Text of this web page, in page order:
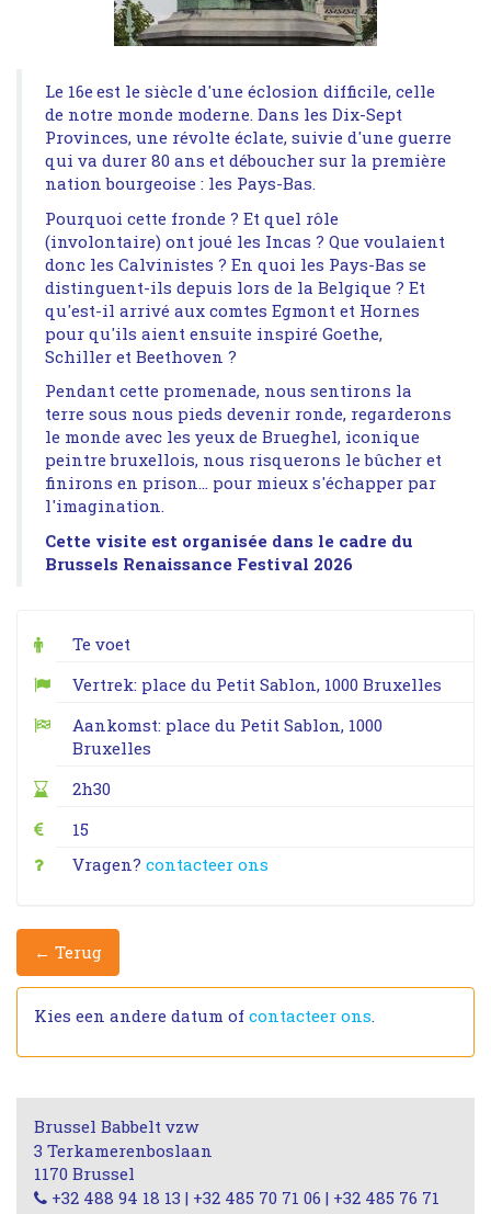
Le 16eest le siècle d'une éclosion difficile, celle
de notre monde moderne. Dans les Dix-Sept
Provinces, une révolte éclate, suivie d'une guerre
qui va durer 80 ans et déboucher sur la première
nation bourgeoise : les Pays-Bas.
Pourquoi cette fronde ? Et quel rôle
(involontaire) ont joué les Incas ? Que voulaient
donc les Calvinistes ? En quoi les Pays-Bas se
distinguent-ils depuis lors de la Belgique ? Et
qu'est-il arrivé aux comtes Egmont et Hornes
pour qu'ils aient ensuite inspiré Goethe,
Schiller et Beethoven ?
Pendant cette promenade, nous sentirons la
terre sous nous pieds devenir ronde, regarderons
le monde avec les yeux de Brueghel, iconique
peintre bruxellois, nous risquerons le bûcher et
finirons en prison... pour mieux s'échapper par
l'imagination.
Cette visite est organisée dans le cadre du
Brussels Renaissance Festival 2026
Te voet
Vertrek: place du Petit Sablon, 1000 Bruxelles
Aankomst: place du Petit Sablon, 1000
Bruxelles
2h30
15
Vragen? contacteer ons
← Terug
Kies een andere datum of contacteer ons.
Brussel Babbelt vzw
3 Terkamerenboslaan
1170 Brussel
+32 488 94 18 13 | +32 485 70 71 06 | +32 485 76 71